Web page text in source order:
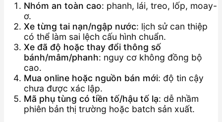
Nhóm an toàn cao: phanh, lái, treo, lốp, moay-
ơ.
Xe từng tai nạn/ngập nước: lịch sử can thiệp
có thể làm sai lệch cấu hình chuẩn.
Xe đã độ hoặc thay đổi thông số
bánh/mâm/phanh: nguy cơ không đồng bộ
cao.
Mua online hoặc nguồn bán mới: độ tin cậy
chưa được xác lập.
Mã phụ tùng có tiền tố/hậu tố lạ: dễ nhầm
phiên bản thị trường hoặc batch sản xuất.